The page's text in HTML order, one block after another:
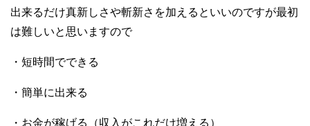
出来るだけ真新しさや斬新さを加えるといいのですが最初
は難しいと思いますので
・短時間でできる
・簡単に出来る
・お金が稼げる（収入がこれだけ増える）